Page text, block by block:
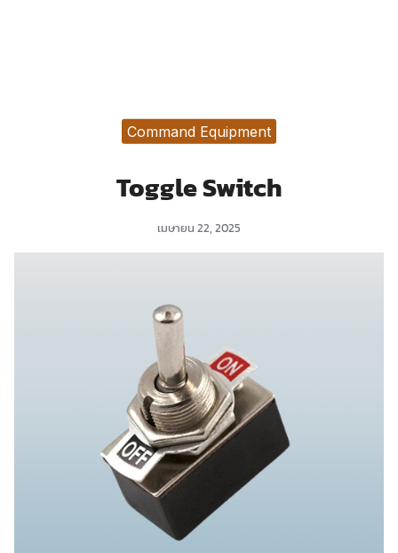
Command Equipment
Toggle Switch
เมษายน 22, 2025